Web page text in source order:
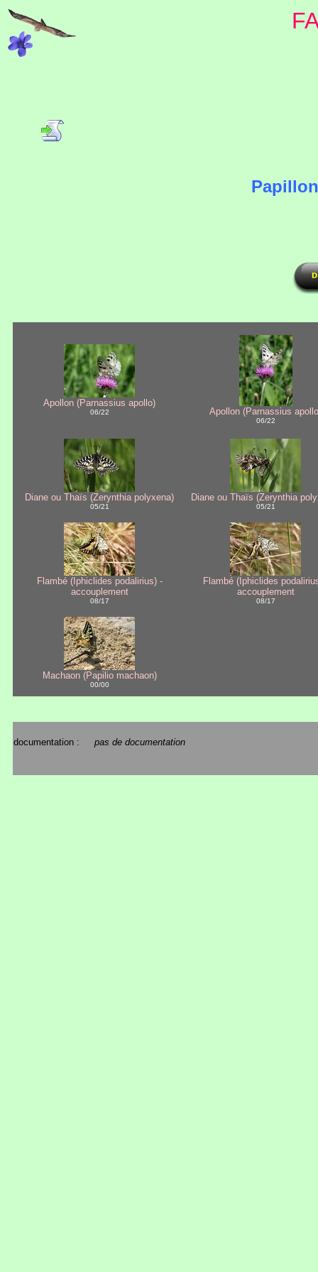
Apollon (Parnassius apollo)
06/22 Apollon (Parnassius
06/22
Diane ou Thaïs (Zerynthia polyxena)
05/21
Diane ou Thaïs (Zerynthia
05/21
Flambé (Iphiclides podalirius) -
accouplement
08/17
Flambé (Iphiclides
accouplement
08/17
Machaon (Papilio machaon)
00/00
documentation : pas de documentation